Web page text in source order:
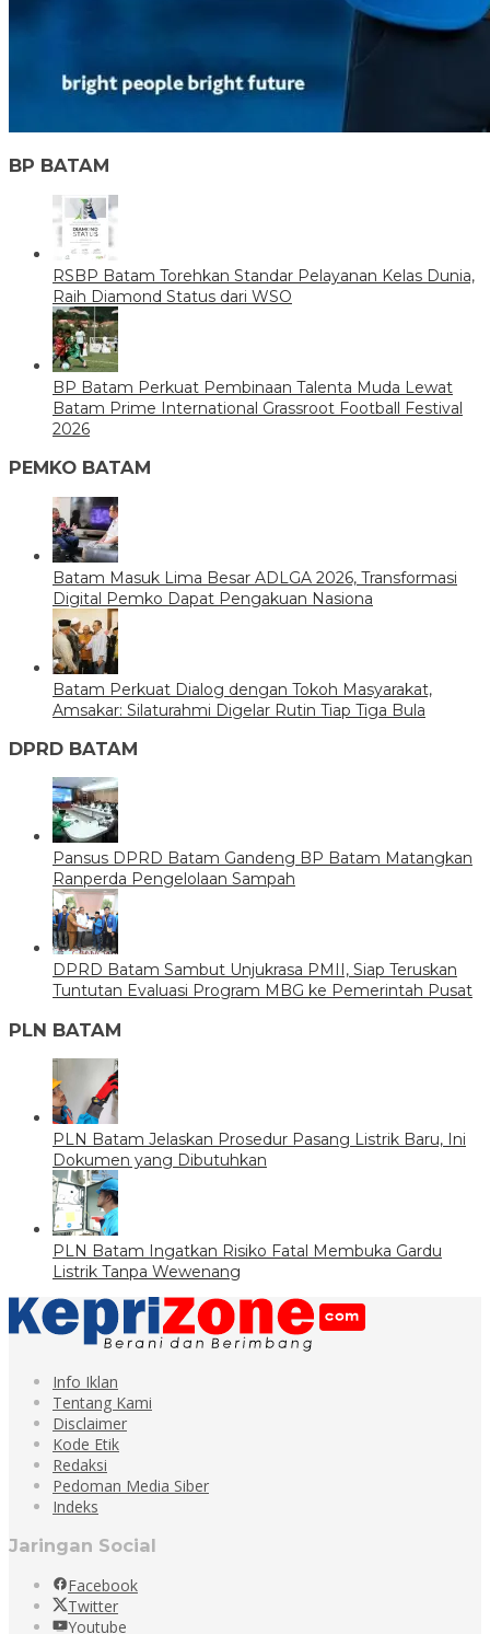
BP BATAM
RSBP Batam Torehkan Standar Pelayanan Kelas Dunia,
Raih Diamond Status dari WSO
BP Batam Perkuat Pembinaan Talenta Muda Lewat
Batam Prime International Grassroot Football Festival
2026
PEMKO BATAM
Batam Masuk Lima Besar ADLGA 2026, Transformasi
Digital Pemko Dapat Pengakuan Nasiona
Batam Perkuat Dialog dengan Tokoh Masyarakat,
Amsakar: Silaturahmi Digelar Rutin Tiap Tiga Bula
DPRD BATAM
Pansus DPRD Batam Gandeng BP Batam Matangkan
Ranperda Pengelolaan Sampah
DPRD Batam Sambut Unjukrasa PMII, Siap Teruskan
Tuntutan Evaluasi Program MBG ke Pemerintah Pusat
PLN BATAM
PLN Batam Jelaskan Prosedur Pasang Listrik Baru, Ini
Dokumen yang Dibutuhkan
PLN Batam Ingatkan Risiko Fatal Membuka Gardu
Listrik Tanpa Wewenang
Info Iklan
Tentang Kami
Disclaimer
Kode Etik
Redaksi
Pedoman Media Siber
Indeks
Jaringan Social
Facebook
Twitter
Youtube